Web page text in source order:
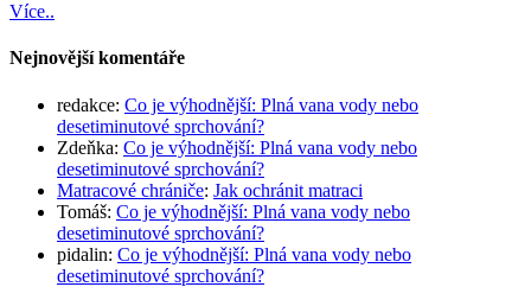
Více..
Nejnovější komentáře
redakce: Co je výhodnější: Plná vana vody nebo
desetiminutové sprchování?
Zdeňka: Co je výhodnější: Plná vana vody nebo
desetiminutové sprchování?
Matracové chrániče: Jak ochránit matraci
Tomáš: Co je výhodnější: Plná vana vody nebo
desetiminutové sprchování?
pidalin: Co je výhodnější: Plná vana vody nebo
desetiminutové sprchování?